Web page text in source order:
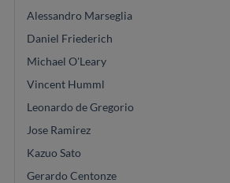
Alessandro Marseglia
Daniel Friederich
Michael O'Leary
Vincent Humml
Leonardo de Gregorio
Jose Ramirez
Kazuo Sato
Gerardo Centonze